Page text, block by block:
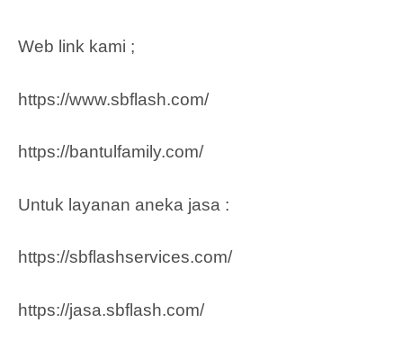
Web link kami ;
https://www.sbflash.com/
https://bantulfamily.com/
Untuk layanan aneka jasa :
https://sbflashservices.com/
https://jasa.sbflash.com/